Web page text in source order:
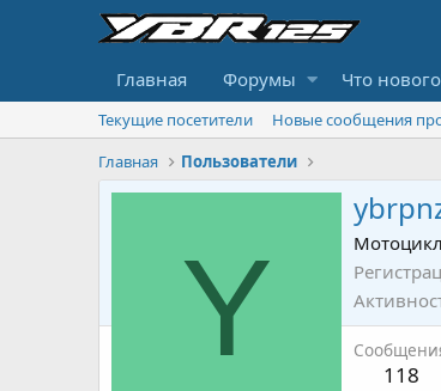
Главная Форумы Что
Текущие посетители Новые сообщения
Главная
Пользователи
Y 118